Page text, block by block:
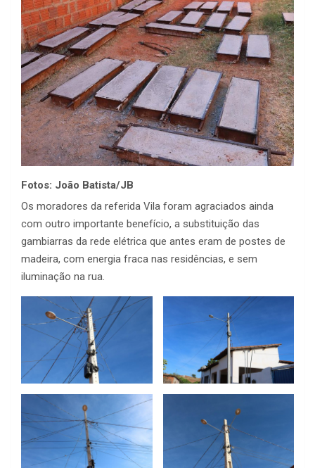
Fotos: João Batista/JB
Os moradores da referida Vila foram agraciados ainda
com outro importante benefício, a substituição das
gambiarras da rede elétrica que antes eram de postes de
madeira, com energia fraca nas residências, e sem
iluminação na rua.